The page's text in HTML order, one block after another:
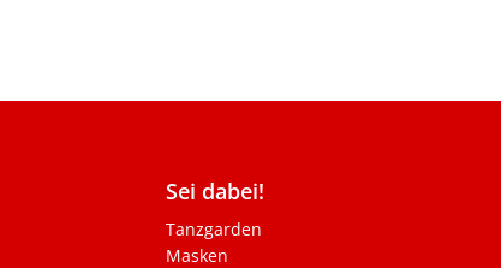
Sei dabei!
Tanzgarden
Masken